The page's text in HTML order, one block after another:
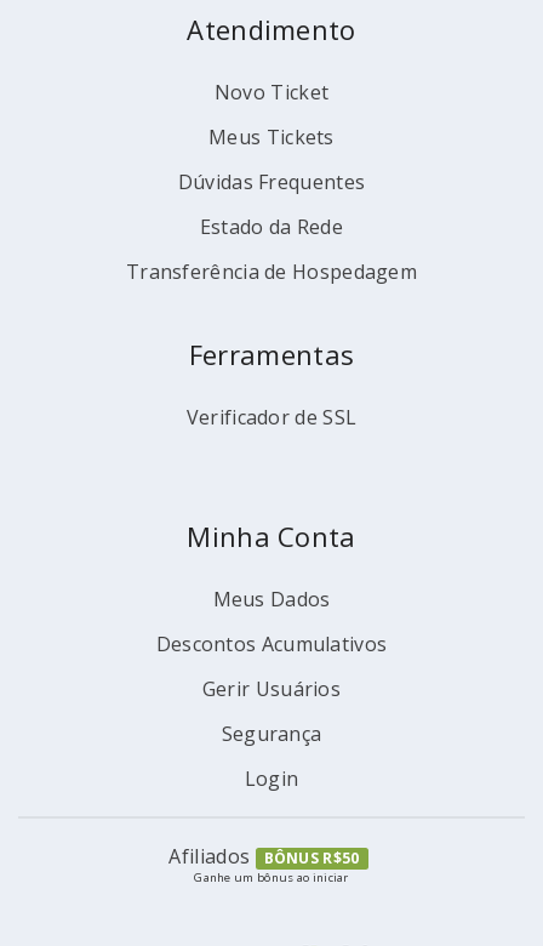
Atendimento
Novo Ticket
Meus Tickets
Dúvidas Frequentes
Estado da Rede
Transferência de Hospedagem
Ferramentas
Verificador de SSL
Minha Conta
Meus Dados
Descontos Acumulativos
Gerir Usuários
Segurança
Login
Afiliados BÔNUS R$50
Ganhe um bônus ao iniciar